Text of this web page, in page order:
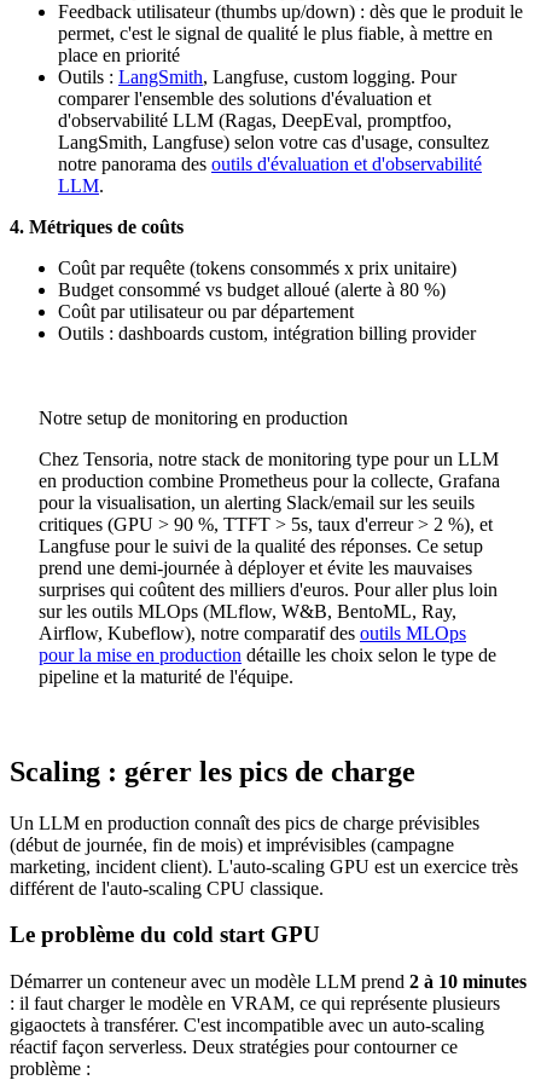
Feedback utilisateur (thumbs up/down) : dès que le produit le
permet, c'est le signal de qualité le plus fiable, à mettre en
place en priorité
Outils : LangSmith, Langfuse, custom logging. Pour
comparer l'ensemble des solutions d'évaluation et
d'observabilité LLM (Ragas, DeepEval, promptfoo,
LangSmith, Langfuse) selon votre cas d'usage, consultez
notre panorama des outils d'évaluation et d'observabilité
LLM.
4. Métriques de coûts
Coût par requête (tokens consommés x prix unitaire)
Budget consommé vs budget alloué (alerte à 80 %)
Coût par utilisateur ou par département
Outils : dashboards custom, intégration billing provider
Notre setup de monitoring en production
Chez Tensoria, notre stack de monitoring type pour un LLM
en production combine Prometheus pour la collecte, Grafana
pour la visualisation, un alerting Slack/email sur les seuils
critiques (GPU > 90 %, TTFT > 5s, taux d'erreur > 2 %), et
Langfuse pour le suivi de la qualité des réponses. Ce setup
prend une demi-journée à déployer et évite les mauvaises
surprises qui coûtent des milliers d'euros. Pour aller plus loin
sur les outils MLOps (MLflow, W&B, BentoML, Ray,
Airflow, Kubeflow), notre comparatif des outils MLOps
pour la mise en production détaille les choix selon le type de
pipeline et la maturité de l'équipe.
Scaling : gérer les pics de charge
Un LLM en production connaît des pics de charge prévisibles
(début de journée, fin de mois) et imprévisibles (campagne
marketing, incident client). L'auto-scaling GPU est un exercice très
différent de l'auto-scaling CPU classique.
Le problème du cold start GPU
Démarrer un conteneur avec un modèle LLM prend 2 à 10 minutes
: il faut charger le modèle en VRAM, ce qui représente plusieurs
gigaoctets à transférer. C'est incompatible avec un auto-scaling
réactif façon serverless. Deux stratégies pour contourner ce
problème :